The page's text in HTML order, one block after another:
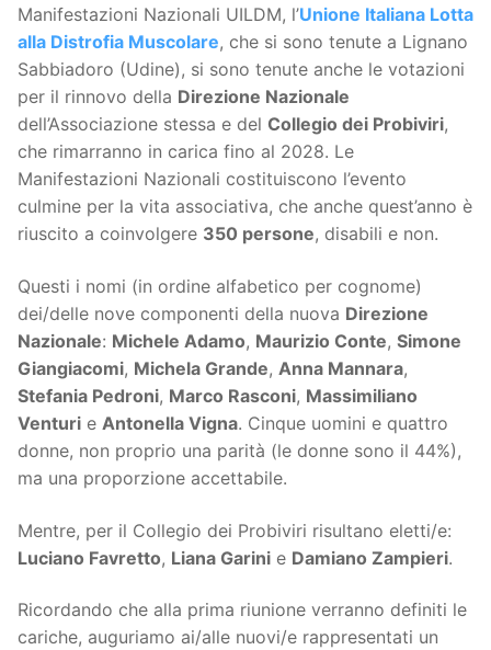
Manifestazioni Nazionali UILDM, l’Unione Italiana Lotta
alla Distrofia Muscolare, che si sono tenute a Lignano
Sabbiadoro (Udine), si sono tenute anche le votazioni
per il rinnovo della Direzione Nazionale
dell’Associazione stessa e del Collegio dei Probiviri,
che rimarranno in carica fino al 2028. Le
Manifestazioni Nazionali costituiscono l’evento
culmine per la vita associativa, che anche quest’anno è
riuscito a coinvolgere 350 persone, disabili e non.
Questi i nomi (in ordine alfabetico per cognome)
dei/delle nove componenti della nuova Direzione
Nazionale: Michele Adamo, Maurizio Conte, Simone
Giangiacomi, Michela Grande, Anna Mannara,
Stefania Pedroni, Marco Rasconi, Massimiliano
Venturi e Antonella Vigna. Cinque uomini e quattro
donne, non proprio una parità (le donne sono il 44%),
ma una proporzione accettabile.
Mentre, per il Collegio dei Probiviri risultano eletti/e:
Luciano Favretto, Liana Garini e Damiano Zampieri.
Ricordando che alla prima riunione verranno definiti le
cariche, auguriamo ai/alle nuovi/e rappresentati un